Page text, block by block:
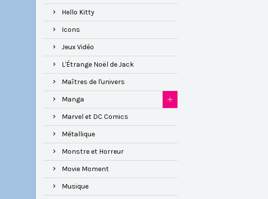
Hello Kitty
Icons
Jeux Vidéo
L'Étrange Noël de Jack
Maîtres de l'univers
Manga
Marvel et DC Comics
Métallique
Monstre et Horreur
Movie Moment
Musique